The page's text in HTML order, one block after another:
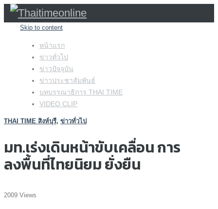
Skip to content
หน้าแรก
ข่าวทั่วไป
ข่าวปัจจุบัน
ข่าวประชาสัมพันธ์
บทบรรณาธิการ THAI TIME
VIDEO CLIP
THAI TIME สิงห์บุรี, ข่าวทั่วไป
มท.เร่งเดินหน้าขับเคลื่อน การ
ลงพื้นที่ไทยนิยม ยั่งยืน
2009 Views